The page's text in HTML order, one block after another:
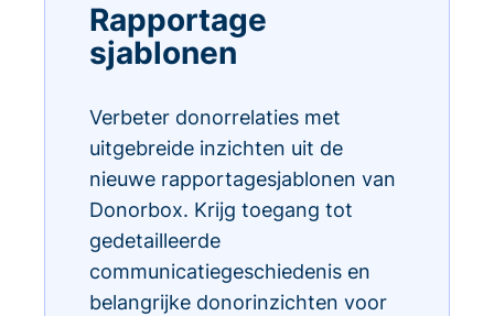
Rapportage
sjablonen
Verbeter donorrelaties met
uitgebreide inzichten uit de
nieuwe rapportagesjablonen van
Donorbox. Krijg toegang tot
gedetailleerde
communicatiegeschiedenis en
belangrijke donorinzichten voor